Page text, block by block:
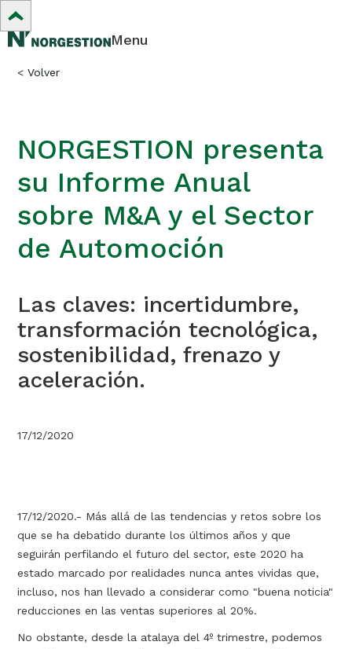
Menu
< Volver
NORGESTION presenta
su Informe Anual
sobre M&A y el Sector
de Automoción
Las claves: incertidumbre,
transformación tecnológica,
sostenibilidad, frenazo y
aceleración.
17/12/2020
17/12/2020.- Más allá de las tendencias y retos sobre los
que se ha debatido durante los últimos años y que
seguirán perfilando el futuro del sector, este 2020 ha
estado marcado por realidades nunca antes vividas que,
incluso, nos han llevado a considerar como "buena noticia"
reducciones en las ventas superiores al 20%.
No obstante, desde la atalaya del 4º trimestre, podemos